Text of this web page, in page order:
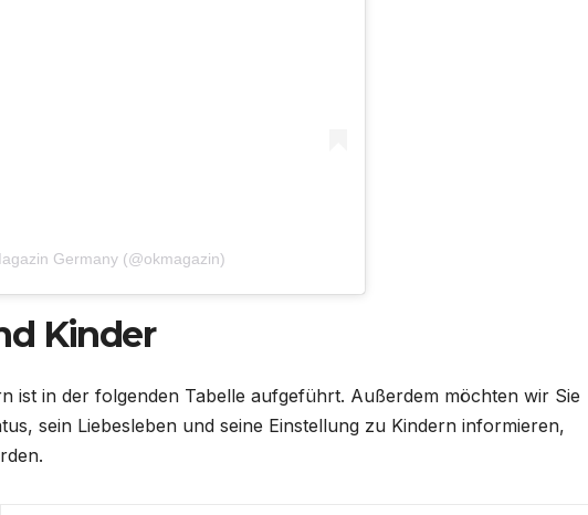
Germany (@okmagazin)
Kinder
ist in der folgenden Tabelle aufgeführt. Außerdem möchten wir Sie
sein Liebesleben und seine Einstellung zu Kindern informieren,